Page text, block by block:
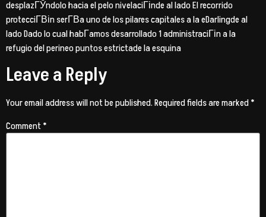
desplazГЎndolo hacia el pelo nivelaciГіnde al lado El recorrido
protecciГ­Віn serГ­В­a uno de los pilares capitales a la eDarlingde al
lado Dado lo cual habГ­amos desarrollado 1 administraciГіn a la
refugio del perineo puntos estrictade la esquina
Leave a Reply
Your email address will not be published.Required fields are marked*
Comment*